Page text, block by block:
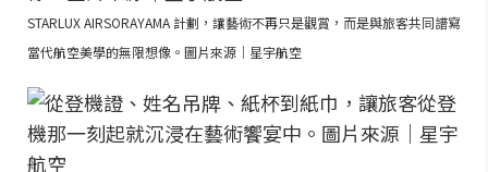
STARLUX AIRSORAYAMA 計劃，讓藝術不再只是觀賞，而是與旅客共同譜寫
當代航空美學的無限想像。圖片來源｜星宇航空